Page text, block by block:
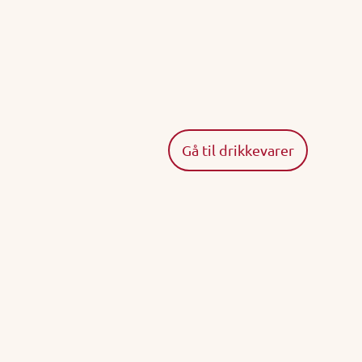
Gå til drikkevarer